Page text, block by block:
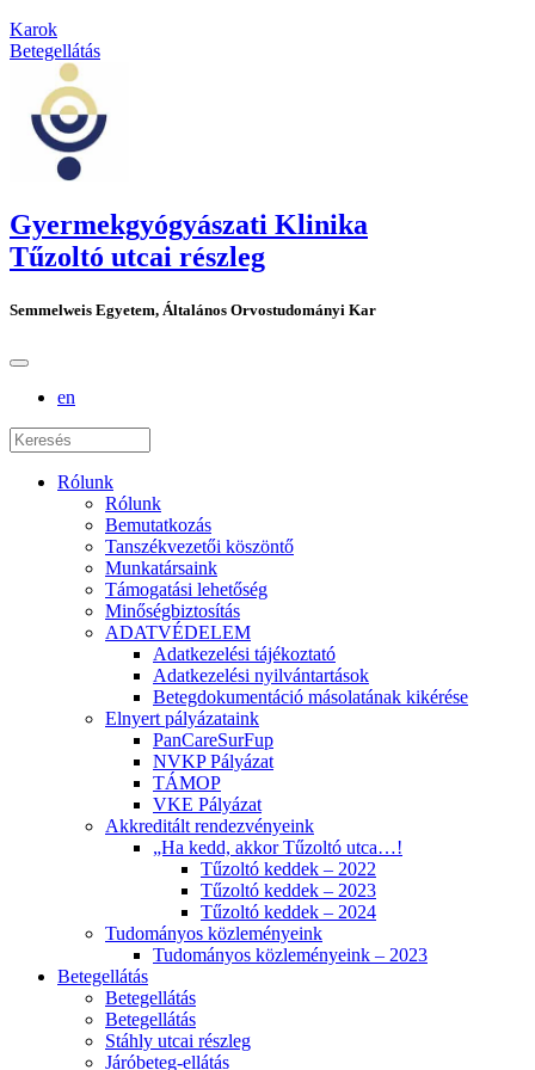
Karok
Betegellátás
Gyermekgyógyászati Klinika
Tűzoltó utcai részleg
Semmelweis Egyetem, Általános Orvostudományi Kar
en
Rólunk
Rólunk
Bemutatkozás
Tanszékvezetői köszöntő
Munkatársaink
Támogatási lehetőség
Minőségbiztosítás
ADATVÉDELEM
Adatkezelési tájékoztató
Adatkezelési nyilvántartások
Betegdokumentáció másolatának kikérése
Elnyert pályázataink
PanCareSurFup
NVKP Pályázat
TÁMOP
VKE Pályázat
Akkreditált rendezvényeink
„Ha kedd, akkor Tűzoltó utca…!
Tűzoltó keddek – 2022
Tűzoltó keddek – 2023
Tűzoltó keddek – 2024
Tudományos közleményeink
Tudományos közleményeink – 2023
Betegellátás
Betegellátás
Betegellátás
Stáhly utcai részleg
Járóbeteg-ellátás